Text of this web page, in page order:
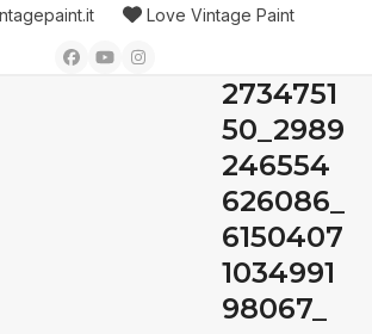
Love Vintage Paint
Facebook
YouTubeInstagram
2734751
50_2989
246554
626086_
6150407
1034991
98067_